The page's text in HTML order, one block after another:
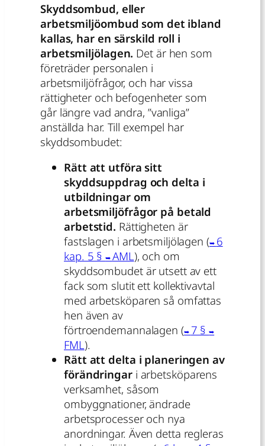
Skyddsombud, eller
arbetsmiljöombud som det ibland
kallas, har en särskild roll i
arbetsmiljölagen. Det är hen som
företräder personalen i
arbetsmiljöfrågor, och har vissa
rättigheter och befogenheter som
går längre vad andra, ”vanliga”
anställda har. Till exempel har
skyddsombudet:
Rätt att utföra sitt
skyddsuppdrag och delta i
utbildningar om
arbetsmiljöfrågor på betald
arbetstid. Rättigheten är
fastslagen i arbetsmiljölagen ( 6
kap. 5 § AML), och om
skyddsombudet är utsett av ett
fack som slutit ett kollektivavtal
med arbetsköparen så omfattas
hen även av
förtroendemannalagen ( 7 §
FML).
Rätt att delta i planeringen av
förändringari arbetsköparens
verksamhet, såsom
ombyggnationer, ändrade
arbetsprocesser och nya
anordningar. Även detta regleras